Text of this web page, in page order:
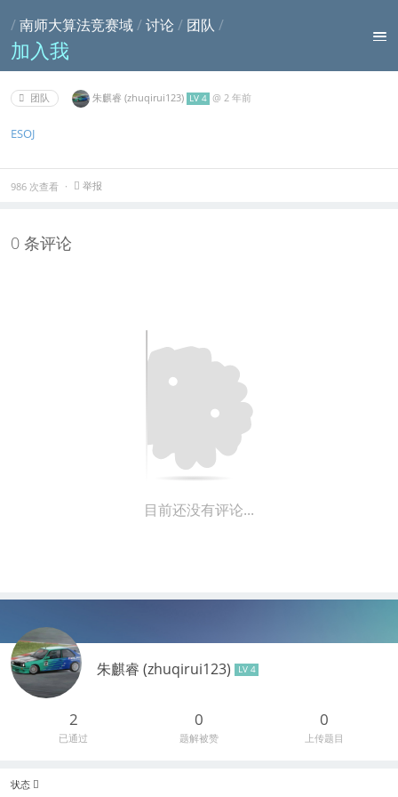
/南师大算法竞赛域/讨论 / 团队 /
加入我
团队 朱麒睿 (zhuqirui123) LV 4 @ 2 年前
ESOJ
986 次查看 举报
0 条评论
目前还没有评论...
朱麒睿 (zhuqirui123) LV 4
2
已通过
0
题解被赞
0
上传题目
状态